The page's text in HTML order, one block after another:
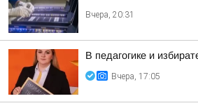
Вчера, 20:31
В педагогике и
Вчера, 17:05